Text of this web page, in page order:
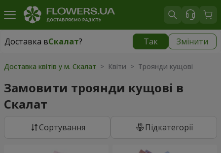
Доставка вСкалат? Так Змінити
Доставка вСкалат|
Доставка квітів у м. Скалат > Квіти > Троянди кущові
Замовити троянди кущові в
Скалат
Сортування Підкатегорії